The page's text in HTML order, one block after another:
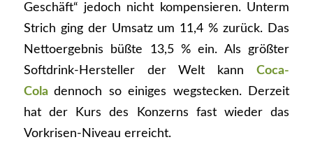
Geschäft“ jedoch nicht kompensieren. Unterm
Strich ging der Umsatz um 11,4 % zurück. Das
Nettoergebnis büßte 13,5 % ein. Als größter
Softdrink-Hersteller der Welt kannCoca-
Coladennoch so einiges wegstecken. Derzeit
hat der Kurs des Konzerns fast wieder das
Vorkrisen-Niveau erreicht.